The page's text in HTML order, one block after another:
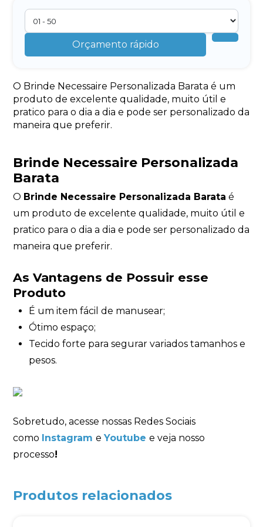
Orçamento rápido
O Brinde Necessaire Personalizada Barata é um
produto de excelente qualidade, muito útil e
pratico para o dia a dia e pode ser personalizado da
maneira que preferir.
Brinde Necessaire Personalizada
Barata
O Brinde Necessaire Personalizada Barata é
um produto de excelente qualidade, muito útil e
pratico para o dia a dia e pode ser personalizado da
maneira que preferir.
As Vantagens de Possuir esse
Produto
É um item fácil de manusear;
Ótimo espaço;
Tecido forte para segurar variados tamanhos e
pesos.
Sobretudo, acesse nossas Redes Sociais
como Instagram eYoutube e veja nosso
processo!
Produtos relacionados